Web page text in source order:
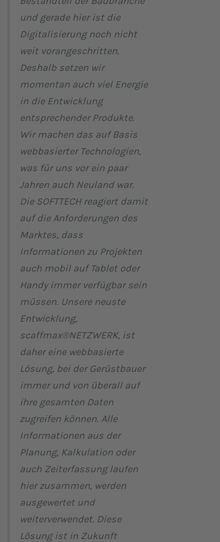
und gerade hier ist die
Digitalisierung noch nicht
weit vorangeschritten.
Deshalb setzen wir
momentan auch viel Energie
in die Entwicklung
entsprechender Produkte.
Wir machen das auf Basis
webbasierter Technologien,
was für uns vor ein paar
Jahren auch Neuland war.
Die SOFTTECH reagiert damit
auf die Anforderungen des
Marktes, dass
Informationen zu Projekten
auch mobil auf Tablet oder
Handy immer verfügbar sein
müssen. Unsere neuste
Entwicklung,
scaffmax®NETZWERK, ist
daher eine webbasierte
Lösung, bei der Gerüstbauer
immer und von überall auf
ihre gesamten Daten
zugreifen können. Alle
Informationen aus der
Planung, Kalkulation oder
auch Zeiterfassung laufen
hier zusammen, werden
ausgewertet und
weiterverwendet. Diese
Lösung ist in Zukunft